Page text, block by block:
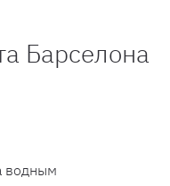
Барселона
водным